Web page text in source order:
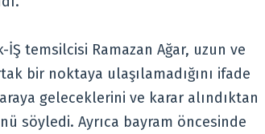
temsilcisi Ramazan Ağar, uzun ve
bir noktaya ulaşılamadığını ifade
geleceklerini ve karar alındıktan
söyledi. Ayrıca bayram öncesinde